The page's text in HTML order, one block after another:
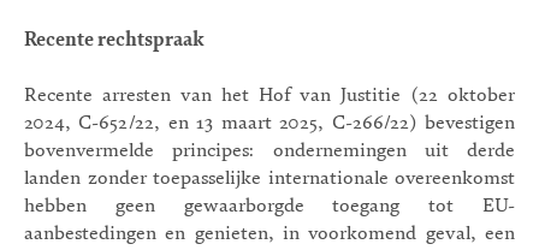
Recente rechtspraak
Recente arresten van het Hof van Justitie (22 oktober
2024, C-652/22, en 13 maart 2025, C-266/22) bevestigen
bovenvermelde principes: ondernemingen uit derde
landen zonder toepasselijke internationale overeenkomst
hebben geen gewaarborgde toegang tot EU-
aanbestedingen en genieten, in voorkomend geval, een